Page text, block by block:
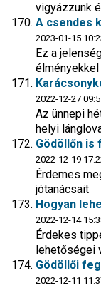
vigyázzunk
A csendes
2023-01-15
Ez a
2022-12-27
Az ünnepi
helyi
Gödöllőn is
2022-12-19
Érdemes
jótanácsait
Hogyan
2022-12-14
Érdekes
lehetőségei
Gödöllői
2022-12-11